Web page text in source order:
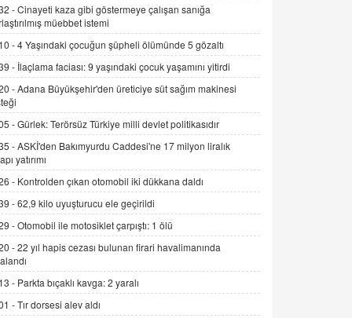
İNCİ GÜL AKÖL
Trump Keşke Adana'yı da Ziyaret Etse...
06.07.2026 13:00
Esed Destekçilerinin Yüzüne Vurulan
Şamar: Sednaya
11.12.2024 12:30
DR. EKREM ASLAN
Gerçek Ne, Algı Ne? "Beraber
Yürüyoruz" Cümlesinin Peşinden
19.07.2025 12:45
Şifacının Yolu
04.11.2025 12:56
-Cinayeti kaza gibi göstermeye çalışan sanığa
müebbet istemi
-4 Yaşındaki çocuğun şüpheli ölümünde 5 gözaltı
- İlaçlama faciası: 9 yaşındaki çocuk yaşamını yitirdi
-Adana Büyükşehir'den üreticiye süt sağım makinesi
-Gürlek: Terörsüz Türkiye milli devlet politikasıdır
-ASKİ'den Bakımyurdu Caddesi'ne 17 milyon liralık
yatırımı
- Kontrolden çıkan otomobil iki dükkana daldı
-62,9 kilo uyuşturucu ele geçirildi
-Otomobil ile motosiklet çarpıştı: 1 ölü
-22 yıl hapis cezası bulunan firari havalimanında
- Parkta bıçaklı kavga: 2 yaralı
-Tır dorsesi alev aldı